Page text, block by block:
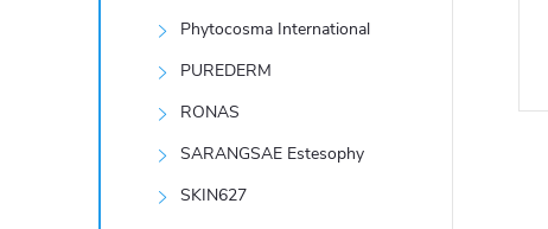
Phytocosma International
PUREDERM
RONAS
SARANGSAE Estesophy
SKIN627
k
u